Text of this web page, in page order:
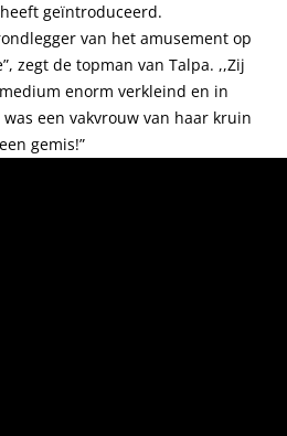
geïntroduceerd.
van het amusement op
zegt de topman van Talpa. ,,Zij
enorm verkleind en in
een vakvrouw van haar kruin
gemis!”